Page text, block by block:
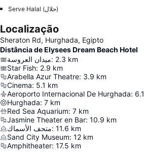
Serve Halal (حلال)
Localização
Sheraton Rd, Hurghada, Egipto
Distância de Elysees Dream Beach Hotel
ميدان العروسة: 2.3 km
Star Fish: 2.9 km
Arabella Azur Theatre: 3.9 km
Cinema: 5.1 km
Aeroporto Internacional De Hurghada: 6.1
Hurghada: 7 km
Red Sea Aquarium: 7 km
Jasmine Theater en Bar: 10.9 km
متحف الأسماك: 11.6 km
Sand City Museum: 12 km
Amphitheater: 17.5 km